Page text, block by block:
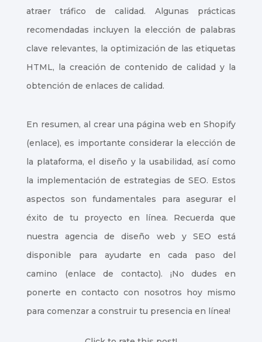
atraer tráfico de calidad. Algunas prácticas
recomendadas incluyen la elección de palabras
clave relevantes, la optimización de las etiquetas
HTML, la creación de contenido de calidad y la
obtención de enlaces de calidad.
En resumen, al crear una página web en Shopify
(enlace), es importante considerar la elección de
la plataforma, el diseño y la usabilidad, así como
la implementación de estrategias de SEO. Estos
aspectos son fundamentales para asegurar el
éxito de tu proyecto en línea. Recuerda que
nuestra agencia de diseño web y SEO está
disponible para ayudarte en cada paso del
camino (enlace de contacto). ¡No dudes en
ponerte en contacto con nosotros hoy mismo
para comenzar a construir tu presencia en línea!